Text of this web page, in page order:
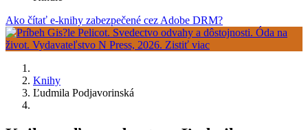
Ako čítať e-knihy zabezpečené cez Adobe DRM?
Knihy
Ľudmila Podjavorinská